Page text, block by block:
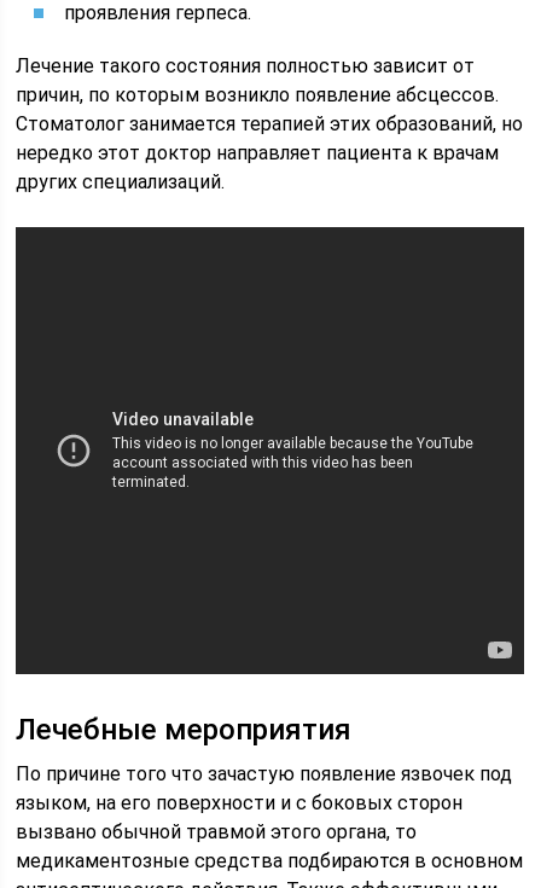
проявления герпеса.
Лечение такого состояния полностью зависит от
причин, по которым возникло появление абсцессов.
Стоматолог занимается терапией этих образований, но
нередко этот доктор направляет пациента к врачам
других специализаций.
Лечебные мероприятия
По причине того что зачастую появление язвочек под
языком, на его поверхности и с боковых сторон
вызвано обычной травмой этого органа, то
медикаментозные средства подбираются в основном